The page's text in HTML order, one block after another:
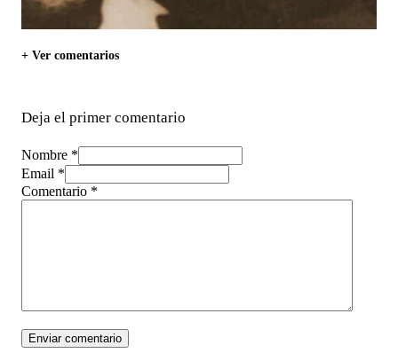
+ Ver comentarios
Deja el primer comentario
Nombre *
Email *
Comentario *